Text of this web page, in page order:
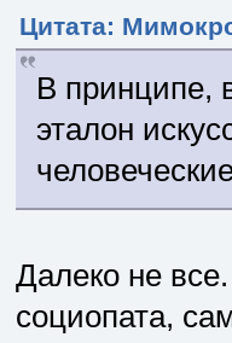
Цитата:
В принципе,
эталон
Далеко не
социопата,